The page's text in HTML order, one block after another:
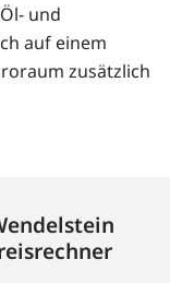
und
auf einem
zusätzlich